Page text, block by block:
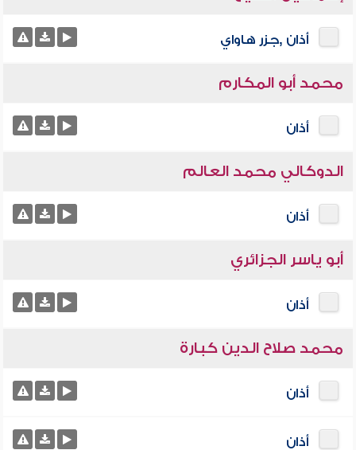
أذان ,جزر هاواي
محمد أبو المكارم
أذان
الدوكالي محمد العالم
أذان
أبو ياسر الجزائري
أذان
محمد صلاح الدين كبارة
أذان
أذان